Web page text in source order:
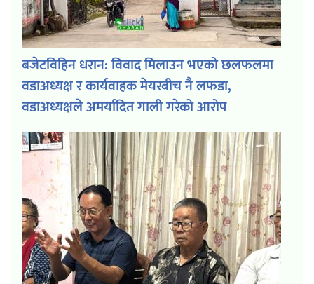
बजेटविहिन धरान: विवाद मिलाउन भएको छलफलमा
वडाअध्यक्ष र कार्यवाहक मेयरबीच नै लफडा,
वडाअध्यक्षले अमर्यादित गाली गरेको आरोप